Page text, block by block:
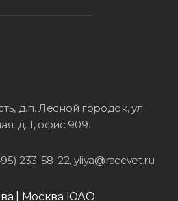
д.п. Лесной городок, ул.
д. 1, офис 909.
233-58-22, yliya@raccvet.ru
Москва ЮАО